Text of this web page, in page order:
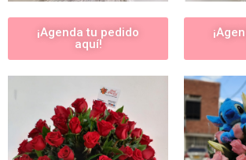
¡Agenda tu pedido
aquí!